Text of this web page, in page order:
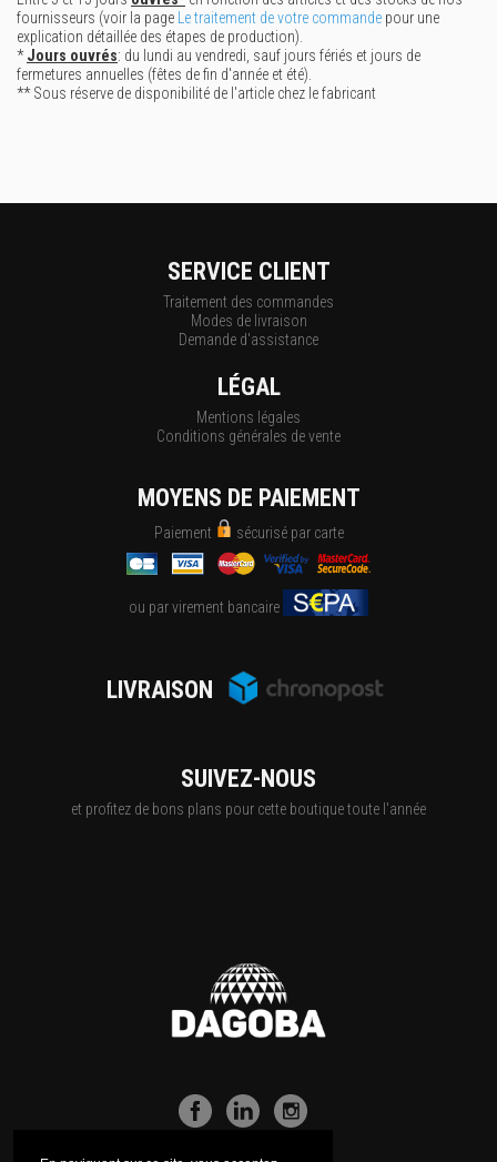
fournisseurs (voir la page
Le traitement de votre commande pour une
explication détaillée des étapes de production).
*Jours ouvrés: du lundi au vendredi, sauf jours fériés et jours de
fermetures annuelles (fêtes de fin d'année et été).
** Sous réserve de disponibilité de l'article chez le fabricant
SERVICE CLIENT
Traitement des commandes
Modes de livraison
Demande d'assistance
LÉGAL
Mentions légales
Conditions générales de vente
MOYENS DE PAIEMENT
Paiement sécurisé par carte
ou par virement bancaire
LIVRAISON
SUIVEZ-NOUS
et profitez de bons plans pour cette boutique toute l'année